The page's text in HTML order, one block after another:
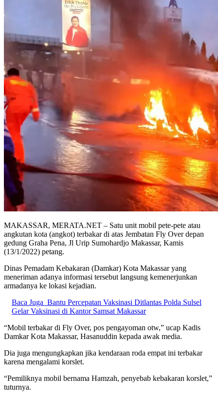
MAKASSAR, MERATA.NET – Satu unit mobil pete-pete atau
angkutan kota (angkot) terbakar di atas Jembatan Fly Over depan
gedung Graha Pena, Jl Urip Sumohardjo Makassar, Kamis
(13/1/2022) petang.
Dinas Pemadam Kebakaran (Damkar) Kota Makassar yang
meneriman adanya informasi tersebut langsung kemenerjunkan
armadanya ke lokasi kejadian.
Baca Juga Bantu Percepatan Vaksinasi Ditlantas Polda Sulsel
Gelar Vaksinasi di Kantor Samsat Makassar
“Mobil terbakar di Fly Over, pos pengayoman otw,” ucap Kadis
Damkar Kota Makassar, Hasanuddin kepada awak media.
Dia juga mengungkapkan jika kendaraan roda empat ini terbakar
karena mengalami korslet.
“Pemiliknya mobil bernama Hamzah, penyebab kebakaran korslet,”
tuturnya.